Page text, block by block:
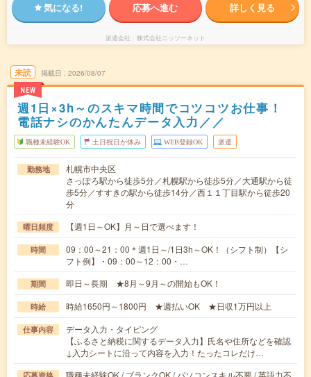
気になる! 応募へ進む 詳しく見る
派遣会社 株式会社ニッソーネット
未読
NEW
掲載日 2026/08/07
週1日×3h～のスキマ時間でコツコツお仕事！
電話ナシのかんたんデータ入力／／
職種未経験OK 土日祝日が休み WEB登録OK 派遣
勤務地
札幌市中央区
さっぽろ駅から徒歩5分／札幌駅から徒歩5分／大通駅から徒
歩5分／すすきの駅から徒歩14分／西１１丁目駅から徒歩20
分
曜日頻度 【週1日～OK】月～日で選べます！
時間
09：00～21：00＊週1日～/1日3h～OK！（シフト制）【シ
フト例】・09：00～12：00・…
期間 即日～長期 ★8月～9月～の開始もOK！
時給 時給1650円～1800円 ★週払いOK ★日収1万円以上
仕事内容
データ入力・タイピング
【ふるさと納税に関するデータ入力】氏名や住所などを確認
↓入力シートに沿って内容を入力！たったコレだけ…
職種未経験OK / ブランクOK / パソコンスキル不要 / 英語力不